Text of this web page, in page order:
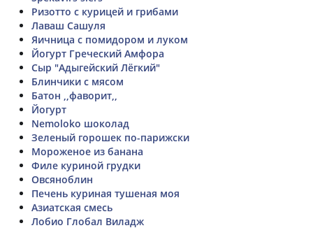
Ризотто с курицей и грибами
Лаваш Сашуля
Яичница с помидором и луком
Йогурт Греческий Амфора
Сыр "Адыгейский Лёгкий"
Блинчики с мясом
Батон ,,фаворит,,
Йогурт
Nemoloko шоколад
Зеленый горошек по-парижски
Мороженое из банана
Филе куриной грудки
Овсяноблин
Печень куриная тушеная моя
Азиатская смесь
Лобио Глобал Виладж